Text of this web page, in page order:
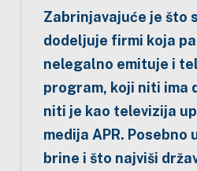
Zabrinjavajuće je što
dodeljuje firmi koja
nelegalno emituje i
program, koji niti ima
niti je kao televizija
medija APR. Posebno
brine i što najviši